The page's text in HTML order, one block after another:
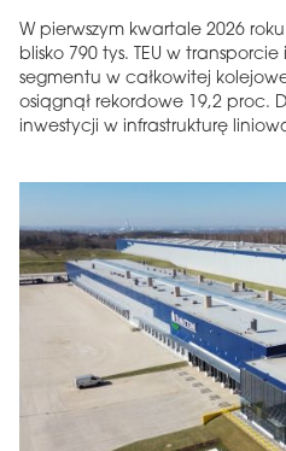
W pierwszym kwartale 2026
blisko 790 tys. TEU w
segmentu w całkowitej
osiągnął rekordowe 19,2 proc.
inwestycji w infrastrukturę